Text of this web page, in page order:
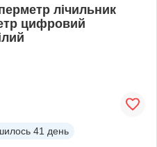
лічильник
цифровий
41 день